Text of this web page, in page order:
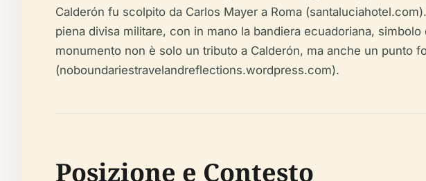
Calderón fu scolpito da Carlos Mayer a Roma
piena divisa militare, con in mano la bandiera ecuadoriana,
monumento non è solo un tributo a Calderón, ma anche un punto
(noboundariestravelandreflections.wordpress.com).
Posizione e Contesto